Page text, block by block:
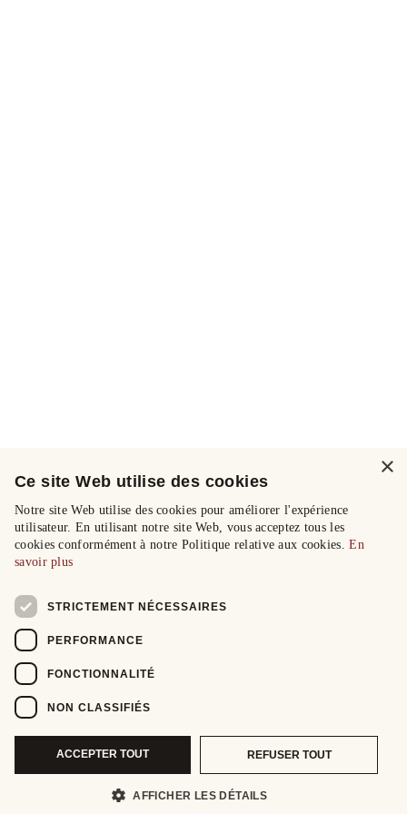
×
Ce site Web utilise des cookies
Notre site Web utilise des cookies pour améliorer l'expérience
utilisateur. En utilisant notre site Web, vous acceptez tous les
cookies conformément à notre Politique relative aux cookies.En
savoir plus
STRICTEMENT NÉCESSAIRES
PERFORMANCE
FONCTIONNALITÉ
NON CLASSIFIÉS
ACCEPTER TOUT REFUSER TOUT
AFFICHER LES DÉTAILS